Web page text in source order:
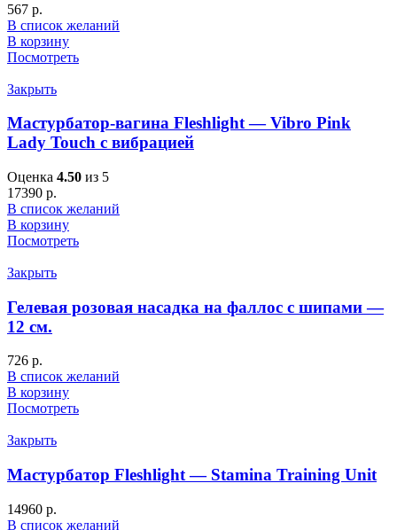
567 р.
В список желаний
В корзину
Посмотреть
Закрыть
Мастурбатор-вагина Fleshlight — Vibro Pink
Lady Touch с вибрацией
Оценка 4.50 из 5
17390 р.
В список желаний
В корзину
Посмотреть
Закрыть
Гелевая розовая насадка на фаллос с шипами —
12 см.
726 р.
В список желаний
В корзину
Посмотреть
Закрыть
Мастурбатор Fleshlight — Stamina Training Unit
14960 р.
В список желаний